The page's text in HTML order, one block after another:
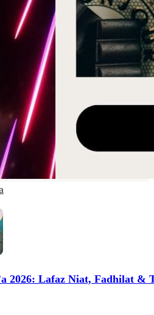
2026: Lafaz Niat, Fadhilat &